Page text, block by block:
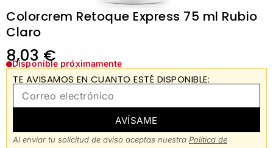
Colorcrem Retoque Express 75 ml Rubio
Claro
8,03€
Disponible próximamente
TE AVISAMOS EN CUANTO ESTÉ DISPONIBLE:
AVÍSAME
Al enviar tu solicitud de aviso aceptas nuestra Política de